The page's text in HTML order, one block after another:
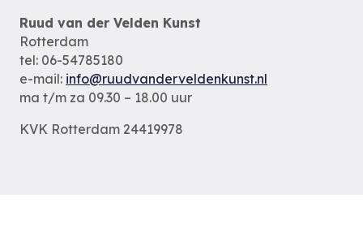
Ruud van der Velden Kunst
Rotterdam
tel: 06-54785180
e-mail: info@ruudvanderveldenkunst.nl
ma t/m za 09.30 – 18.00 uur
KVK Rotterdam 24419978